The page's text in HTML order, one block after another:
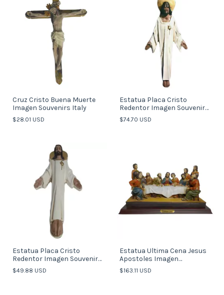
Cruz Cristo Buena Muerte
Imagen Souvenirs Italy
$28.01 USD
Estatua Placa Cristo
Redentor Imagen Souvenirs
XL (Italy)
$74.70 USD
Estatua Placa Cristo
Redentor Imagen Souvenirs
L (Italy)
$49.88 USD
Estatua Ultima Cena Jesus
Apostoles Imagen
Souvenirs XL (Italy)
$163.11 USD